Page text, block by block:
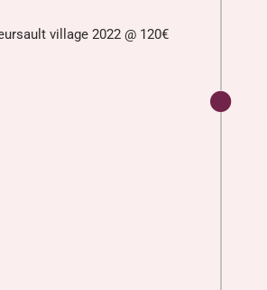
village 2022 @ 120€